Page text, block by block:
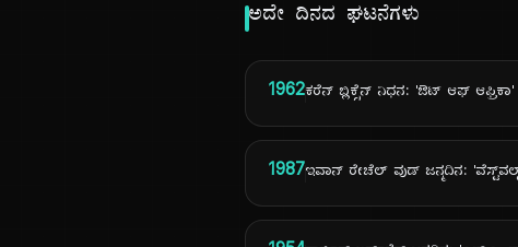
ಅದೇ ದಿನದ ಘಟನೆಗಳು
1962ಕರೆನ್ ಬ್ಲಿಕ್ಸೆನ್ ನಿಧನ: 'ಔಟ್ ಆಫ್
1987ಇವಾನ್ ರೇಚೆಲ್ ವುಡ್ ಜನ್ಮದಿನ: